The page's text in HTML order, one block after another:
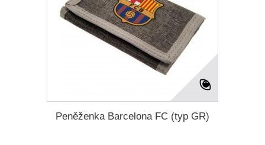
Peněženka Barcelona FC (typ GR)